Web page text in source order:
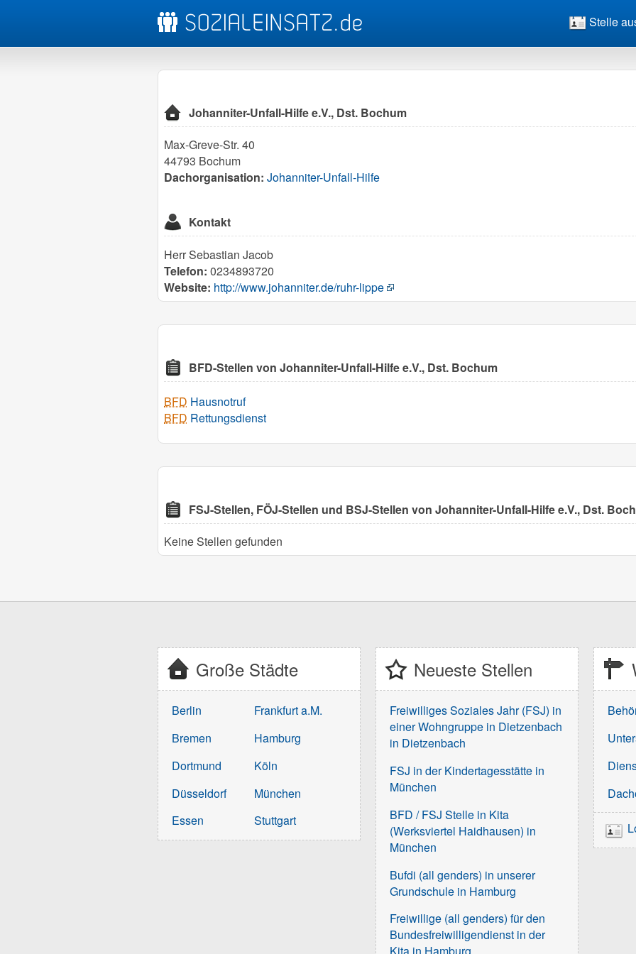
Stelle
Johanniter-Unfall-Hilfe e.V., Dst. Bochum
Max-Greve-Str. 40
44793 Bochum
Dachorganisation: Johanniter-Unfall-Hilfe
Kontakt
Herr Sebastian Jacob
Telefon: 0234893720
Website: http://www.johanniter.de/ruhr-lippe
BFD-Stellen von Johanniter-Unfall-Hilfe e.V., Dst. Bochum
BFD Hausnotruf
BFD Rettungsdienst
FSJ-Stellen, FÖJ-Stellen und BSJ-Stellen von Johanniter-Unfall-Hilfe e.V., Dst.
Keine Stellen gefunden
Große Städte
Berlin
Bremen
Dortmund
Düsseldorf
Essen
Frankfurt a.M.
Hamburg
Köln
München
Stuttgart
Neueste Stellen
Freiwilliges Soziales Jahr (FSJ) in
einer Wohngruppe in Dietzenbach
in Dietzenbach
FSJ in der Kindertagesstätte in
München
BFD / FSJ Stelle in Kita
(Werksviertel Haidhausen) in
München
Bufdi (all genders) in unserer
Grundschule in Hamburg
Freiwillige (all genders) für den
Bundesfreiwilligendienst in der